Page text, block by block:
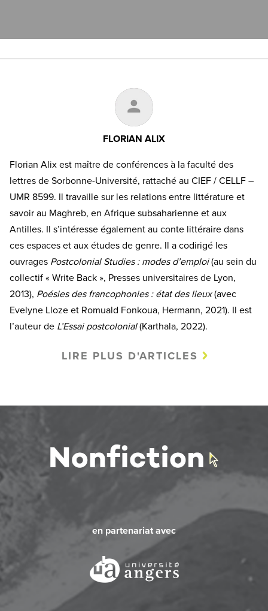
FLORIAN ALIX
Florian Alix est maître de conférences à la faculté des
lettres de Sorbonne-Université, rattaché au CIEF / CELLF –
UMR 8599. Il travaille sur les relations entre littérature et
savoir au Maghreb, en Afrique subsaharienne et aux
Antilles. Il s’intéresse également au conte littéraire dans
ces espaces et aux études de genre. Il a codirigé les
ouvrages Postcolonial Studies : modes d’emploi(au sein du
collectif « Write Back », Presses universitaires de Lyon,
2013), Poésies des francophonies : état des lieux(avec
Evelyne Lloze et Romuald Fonkoua, Hermann, 2021). Il est
l’auteur de L’Essai postcolonial(Karthala, 2022).
LIRE PLUS D'ARTICLES
en partenariat avec